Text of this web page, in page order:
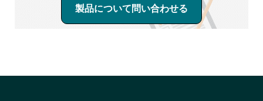
製品について問い合わせる